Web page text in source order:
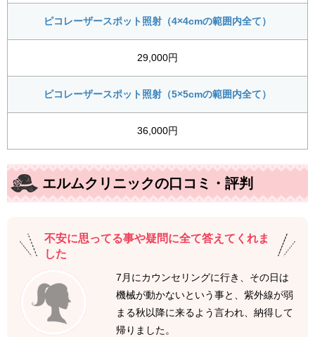
ピコレーザースポット照射（4×4cmの範囲内全て）
29,000円
ピコレーザースポット照射（5×5cmの範囲内全て）
36,000円
エルムクリニックの口コミ・評判
不安に思ってる事や疑問に全て答えてくれま
した
7月にカウンセリングに行き、その日は
機械が動かないという事と、紫外線が弱
まる秋以降に来るよう言われ、納得して
帰りました。